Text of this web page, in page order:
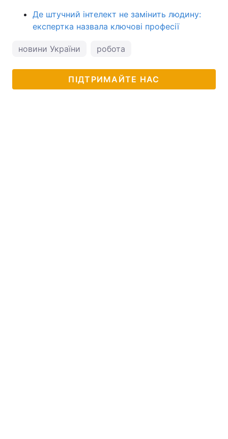
Де штучний інтелект не замінить людину:
експертка назвала ключові професії
новини України робота
ПІДТРИМАЙТЕ НАС